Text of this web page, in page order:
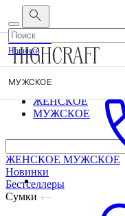
Корпоративным клиентам
ЖЕНСКОЕ
МУЖСКОЕ
ЖЕНСКОЕ МУЖСКОЕ
Новинки
Бестселлеры
Сумки
МУЖСКОЕ
Новинки
МУЖСКОЕ